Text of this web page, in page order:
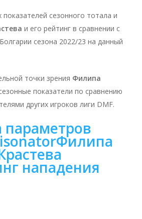
сезонного тотала и
и его рейтинг в сравнении с
сезона 2022/23 на данный
точки зрения Филипа
показатели по сравнению
других игроков лиги DMF.
параметров
Филипа
нападения